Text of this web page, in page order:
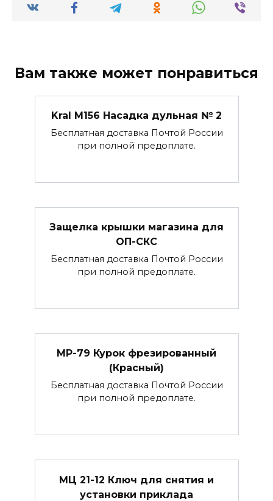
Вам также может понравиться
Kral M156 Насадка дульная № 2
Бесплатная доставка Почтой России
при полной предоплате.
Защелка крышки магазина для
ОП-СКС
Бесплатная доставка Почтой России
при полной предоплате.
МР-79 Курок фрезированный
(Красный)
Бесплатная доставка Почтой России
при полной предоплате.
МЦ 21-12 Ключ для снятия и
установки приклада